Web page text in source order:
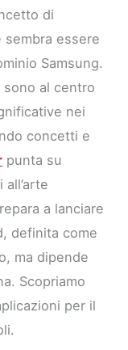
di
essere
Samsung.
sono al centro
nei
concetti e
punta su
a lanciare
definita come
ma dipende
Scopriamo
per il